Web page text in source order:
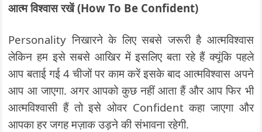
आत्म विश्वास रखें (How To Be Confident)
Personality निखारने के लिए सबसे जरूरी है आत्मविश्वास
लेकिन हम इसे सबसे आखिर में इसलिए बता रहे हैं क्यूंकि पहले
आप बताई गई 4 चीजों पर काम करें इसके बाद आत्मविश्वास अपने
आप आ जाएगा. अगर आपको कुछ नहीं आता हैं और आप फिर भी
आत्मविश्वासी हैं तो इसे ओवर Confident कहा जाएगा और
आपका हर जगह मज़ाक उड़ने की संभावना रहेगी.